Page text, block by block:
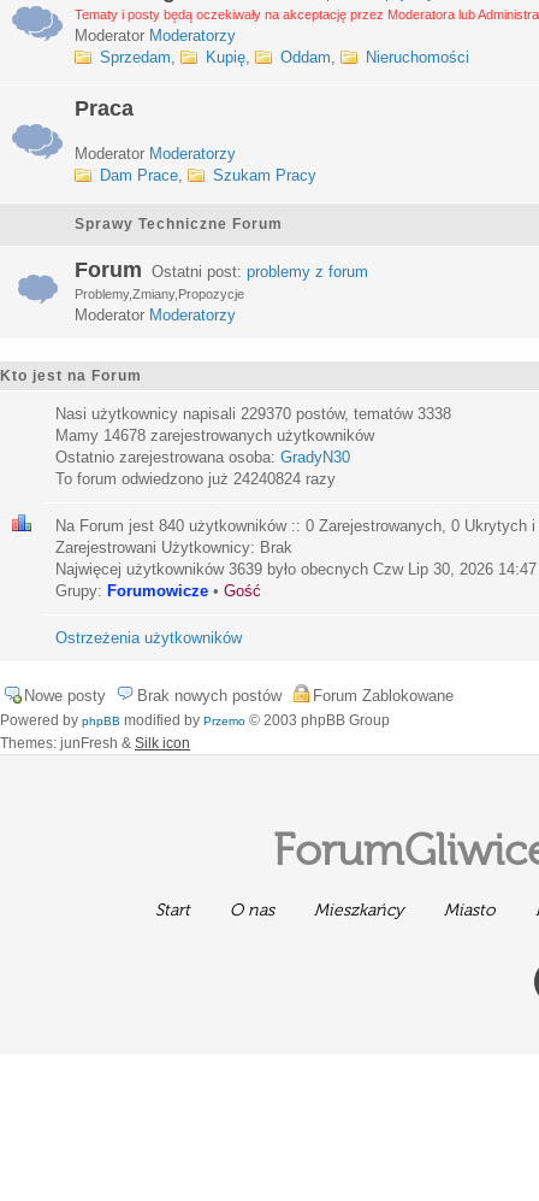
Tematy i posty będą oczekiwały na akceptację przez Moderatora lub
Moderator Moderatorzy
Sprzedam, Kupię, Oddam, Nieruchomości
Praca
Moderator Moderatorzy
Dam Prace, Szukam Pracy
Sprawy Techniczne Forum
Forum Ostatni post: problemy z forum
Problemy,Zmiany,Propozycje
Moderator Moderatorzy
Kto jest na Forum
Nasi użytkownicy napisali 229370 postów, tematów 3338
Mamy 14678 zarejestrowanych użytkowników
Ostatnio zarejestrowana osoba: GradyN30
To forum odwiedzono już 24240824 razy
Na Forum jest 840 użytkowników :: 0 Zarejestrowanych, 0 Ukrytych
Zarejestrowani Użytkownicy: Brak
Najwięcej użytkowników 3639 było obecnych Czw Lip 30, 2026 14:47
Grupy: Forumowicze • Gość
Ostrzeżenia użytkowników
Nowe posty Brak nowych postów Forum Zablokowane
Powered by phpBB modified by Przemo © 2003 phpBB Group
Themes: junFresh & Silk icon
Start O nas Mieszkańcy Miasto